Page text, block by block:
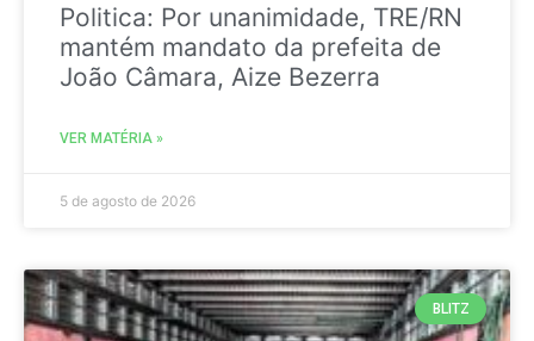
Politica: Por unanimidade, TRE/RN
mantém mandato da prefeita de
João Câmara, Aize Bezerra
VER MATÉRIA »
5 de agosto de 2026
BLITZ